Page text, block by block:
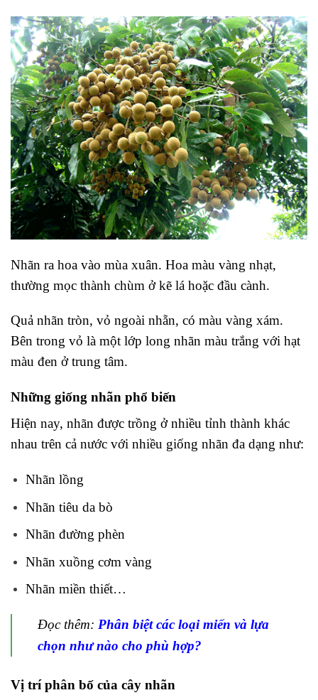
Nhãn ra hoa vào mùa xuân. Hoa màu vàng nhạt,
thường mọc thành chùm ở kẽ lá hoặc đầu cành.
Quả nhãn tròn, vỏ ngoài nhẵn, có màu vàng xám.
Bên trong vỏ là một lớp long nhãn màu trắng với hạt
màu đen ở trung tâm.
Những giống nhãn phổ biến
Hiện nay, nhãn được trồng ở nhiều tỉnh thành khác
nhau trên cả nước với nhiều giống nhãn đa dạng như:
Nhãn lồng
Nhãn tiêu da bò
Nhãn đường phèn
Nhãn xuồng cơm vàng
Nhãn miền thiết…
Đọc thêm: Phân biệt các loại miến và lựa
chọn như nào cho phù hợp?
Vị trí phân bố của cây nhãn